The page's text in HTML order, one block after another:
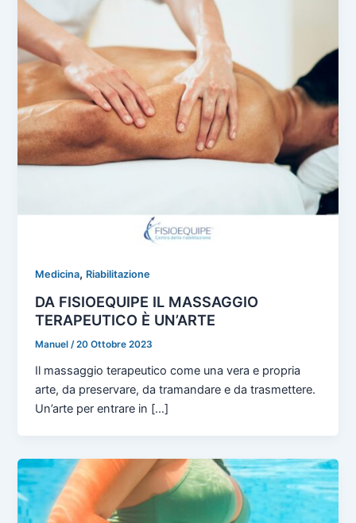
Medicina, Riabilitazione
DA FISIOEQUIPE IL MASSAGGIO
TERAPEUTICO È UN’ARTE
Manuel/20 Ottobre 2023
Il massaggio terapeutico come una vera e propria
arte, da preservare, da tramandare e da trasmettere.
Un’arte per entrare in […]